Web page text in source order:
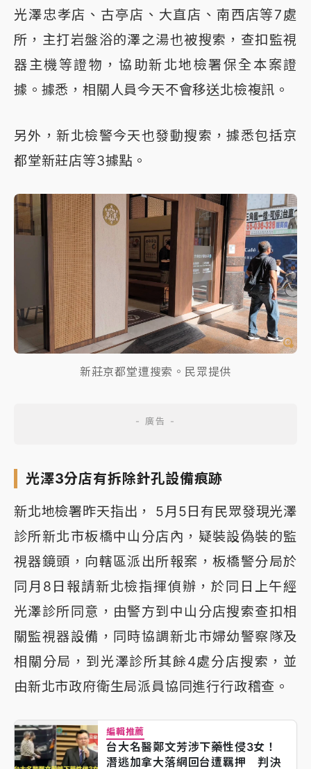
光澤忠孝店、古亭店、大直店、南西店等7處
所，主打岩盤浴的澤之湯也被搜索，查扣監視
器主機等證物，協助新北地檢署保全本案證
據。據悉，相關人員今天不會移送北檢複訊。
另外，新北檢警今天也發動搜索，據悉包括京
都堂新莊店等3據點。
新莊京都堂遭搜索。民眾提供
光澤3分店有拆除針孔設備痕跡
新北地檢署昨天指出， 5月5日有民眾發現光澤
診所新北市板橋中山分店內，疑裝設偽裝的監
視器鏡頭，向轄區派出所報案，板橋警分局於
同月8日報請新北檢指揮偵辦，於同日上午經
光澤診所同意，由警方到中山分店搜索查扣相
關監視器設備，同時協調新北市婦幼警察隊及
相關分局，到光澤診所其餘4處分店搜索，並
由新北市政府衛生局派員協同進行行政稽查。
編輯推薦
台大名醫鄭文芳涉下藥性侵3女！
潛逃加拿大落網回台遭羈押 判決